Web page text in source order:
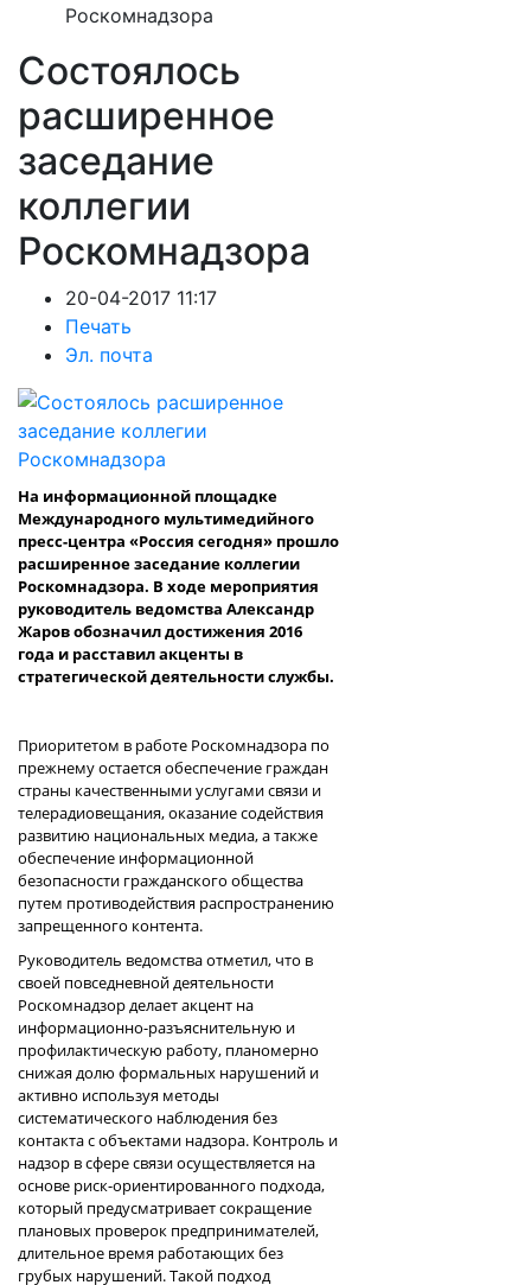
Роскомнадзора
Состоялось
расширенное
заседание
коллегии
Роскомнадзора
20-04-2017 11:17
Печать
Эл. почта
На информационной площадке
Международного мультимедийного
пресс-центра «Россия сегодня» прошло
расширенное заседание коллегии
Роскомнадзора. В ходе мероприятия
руководитель ведомства Александр
Жаров обозначил достижения 2016
года и расставил акценты в
стратегической деятельности службы.
Приоритетом в работе Роскомнадзора по
прежнему остается обеспечение граждан
страны качественными услугами связи и
телерадиовещания, оказание содействия
развитию национальных медиа, а также
обеспечение информационной
безопасности гражданского общества
путем противодействия распространению
запрещенного контента.
Руководитель ведомства отметил, что в
своей повседневной деятельности
Роскомнадзор делает акцент на
информационно-разъяснительную и
профилактическую работу, планомерно
снижая долю формальных нарушений и
активно используя методы
систематического наблюдения без
контакта с объектами надзора. Контроль и
надзор в сфере связи осуществляется на
основе риск-ориентированного подхода,
который предусматривает сокращение
плановых проверок предпринимателей,
длительное время работающих без
грубых нарушений. Такой подход